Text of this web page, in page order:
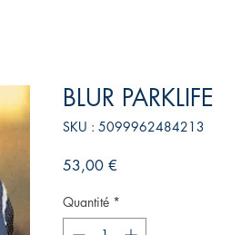
BLUR PARKLIFE
SKU : 5099962484213
53,00 €
Quantité *